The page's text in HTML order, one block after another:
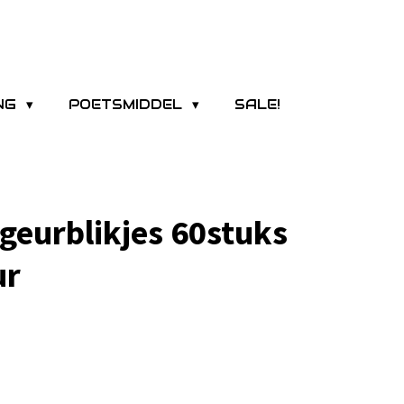
POETSMIDDEL SALE!
geurblikjes 60stuks